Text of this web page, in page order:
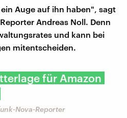
Auge auf ihn haben", sagt
Andreas Noll. Denn
und kann bei
mitentscheiden.
für Amazon
Nova-Reporter